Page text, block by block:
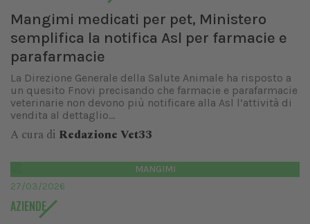
Mangimi medicati per pet, Ministero
semplifica la notifica Asl per farmacie e
parafarmacie
La Direzione Generale della Salute Animale ha risposto a
un quesito Fnovi precisando che farmacie e parafarmacie
veterinarie non devono più notificare alla Asl l’attività di
vendita al dettaglio...
A cura di Redazione Vet33
MANGIMI
27/03/2026
AZIENDE